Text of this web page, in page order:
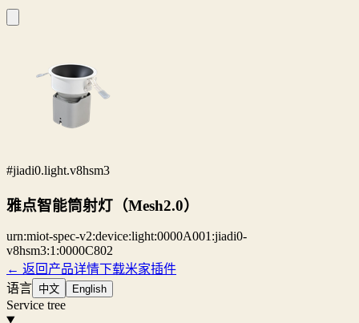
#jiadi0.light.v8hsm3
雅点智能筒射灯（Mesh2.0）
urn:miot-spec-v2:device:light:0000A001:jiadi0-
v8hsm3:1:0000C802
← 返回产品详情下载米家插件
语言 中文 English
Service tree